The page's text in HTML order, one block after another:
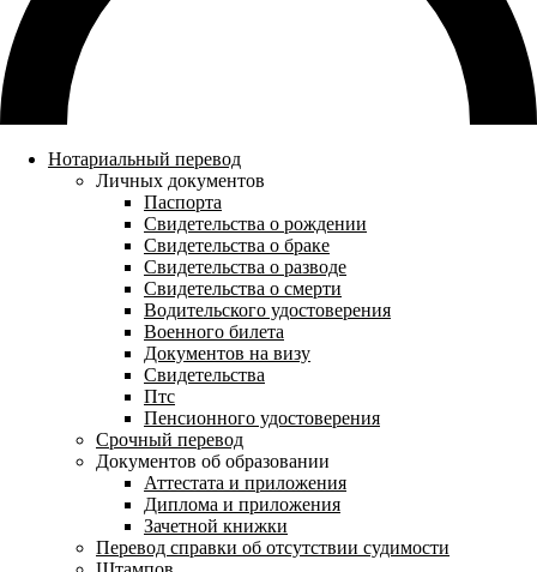
Нотариальный перевод
Личных документов
Паспорта
Свидетельства о рождении
Свидетельства о браке
Свидетельства о разводе
Свидетельства о смерти
Водительского удостоверения
Военного билета
Документов на визу
Свидетельства
Птс
Пенсионного удостоверения
Срочный перевод
Документов об образовании
Аттестата и приложения
Диплома и приложения
Зачетной книжки
Перевод справки об отсутствии судимости